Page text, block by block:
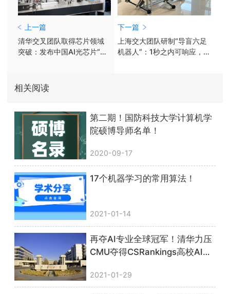
上一篇
清华交叉团队取得芯片领域
突破：发布中国AI光芯片“太
下一篇
上海交大团队研制“导盲六足
机器人”：1秒之内可响应，已
相关阅读
第二期！国防科技大学计算机学
院硕博导师名单！
2020-09-17
17个机器学习的常用算法！
2021-01-14
再夺AI专业全球冠军！清华力压
CMU夺得CSRankings高校AI领
2021-01-29